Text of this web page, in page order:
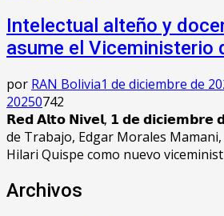
Intelectual alteño y
asume el Viceministerio
por RAN Bolivia1 de diciembre de
20250742
𝗥𝗲𝗱 𝗔𝗹𝘁𝗼 𝗡𝗶𝘃𝗲𝗹, 𝟭 𝗱𝗲 𝗱𝗶𝗰𝗶𝗲𝗺𝗯𝗿𝗲
de Trabajo, Edgar Morales
Hilari Quispe como nuevo
Archivos